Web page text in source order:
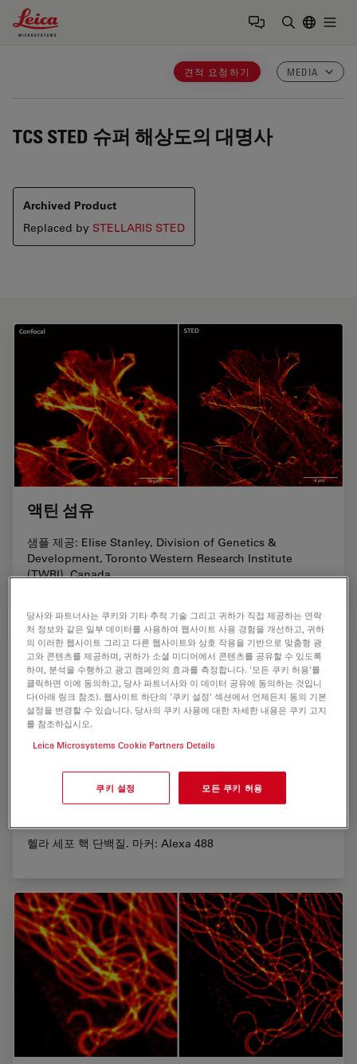
Leica Microsystems Logo
견적 요청하기 MEDIA
TCS STED 슈퍼 해상도의 대명사
Archived Product
Replaced by STELLARIS STED
액틴 섬유
샘플 제공: Elise Stanley, Division of Genetics &
Development, Toronto Western Research Institute
(TWRI), Canada
헬라 세포 핵 단백질. 마커: Alexa 488
당사와 파트너사는 쿠키와 기타 추적 기술 그리고 귀하가 직접 제공하는 연락
처 정보와 같은 일부 데이터를 사용하여 웹사이트 사용 경험을 개선하고, 귀하
의 이러한 웹사이트 그리고 다른 웹사이트와 상호 작용을 기반으로 맞춤형 광
고와 콘텐츠를 제공하며, 귀하가 소셜 미디어에서 콘텐츠를 공유할 수 있도록
하여, 분석을 수행하고 광고 캠페인의 효과를 측정합니다. '모든 쿠키 허용'를
클릭하면 이에 동의하고, 당사 파트너사와 이 데이터 공유에 동의하는 것입니
다(아래 링크 참조). 웹사이트 하단의 '쿠키 설정' 섹션에서 언제든지 동의 기본
설정을 변경할 수 있습니다. 당사의 쿠키 사용에 대한 자세한 내용은 쿠키 고지
를 참조하십시오.
Leica Microsystems Cookie Partners Details
쿠키 설정 모든 쿠키 허용